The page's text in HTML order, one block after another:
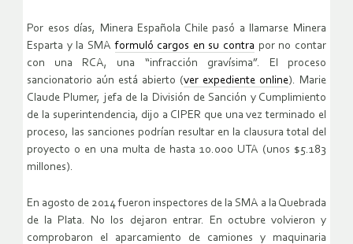
Por esos días, Minera Española Chile pasó a llamarse Minera
Esparta y la SMAformuló cargos en su contra por no contar
con una RCA, una “infracción gravísima”. El proceso
sancionatorio aún está abierto (ver expediente online). Marie
Claude Plumer, jefa de la División de Sanción y Cumplimiento
de la superintendencia, dijo a CIPER que una vez terminado el
proceso, las sanciones podrían resultar en la clausura total del
proyecto o en una multa de hasta 10.000 UTA (unos $5.183
millones).
En agosto de 2014 fueron inspectores de la SMA a la Quebrada
de la Plata. No los dejaron entrar. En octubre volvieron y
comprobaron el aparcamiento de camiones y maquinaria